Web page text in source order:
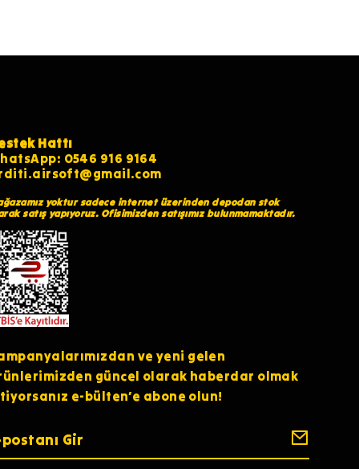
Hattı
0546 916 9164
yoktur sadece internet üzerinden depodan stok
satış yapıyoruz. Ofisimizden satışımız bulunmamaktadır.
ve yeni gelen
güncel olarak haberdar olmak
e-bülten’e abone olun!